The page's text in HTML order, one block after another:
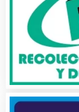
Bancos
Bares y